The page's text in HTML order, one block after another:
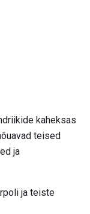
kaheksas
teised
ja
ja teiste